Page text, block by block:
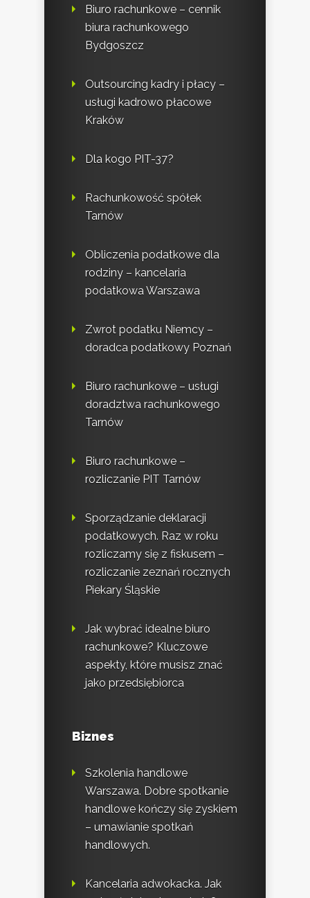
Biuro rachunkowe – cennik
biura rachunkowego
Bydgoszcz
Outsourcing kadry i płacy –
usługi kadrowo płacowe
Kraków
Dla kogo PIT-37?
Rachunkowość spółek
Tarnów
Obliczenia podatkowe dla
rodziny – kancelaria
podatkowa Warszawa
Zwrot podatku Niemcy –
doradca podatkowy Poznań
Biuro rachunkowe – usługi
doradztwa rachunkowego
Tarnów
Biuro rachunkowe –
rozliczanie PIT Tarnów
Sporządzanie deklaracji
podatkowych. Raz w roku
rozliczamy się z fiskusem –
rozliczanie zeznań rocznych
Piekary Śląskie
Jak wybrać idealne biuro
rachunkowe? Kluczowe
aspekty, które musisz znać
jako przedsiębiorca
Biznes
Szkolenia handlowe
Warszawa. Dobre spotkanie
handlowe kończy się zyskiem
– umawianie spotkań
handlowych.
Kancelaria adwokacka. Jak